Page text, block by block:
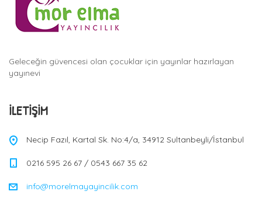
Geleceğin güvencesi olan çocuklar için yayınlar hazırlayan
yayınevi
İLETIŞIM
Necip Fazıl, Kartal Sk. No:4/a, 34912 Sultanbeyli/İstanbul
0216 595 26 67 / 0543 667 35 62
info@morelmayayincilik.com